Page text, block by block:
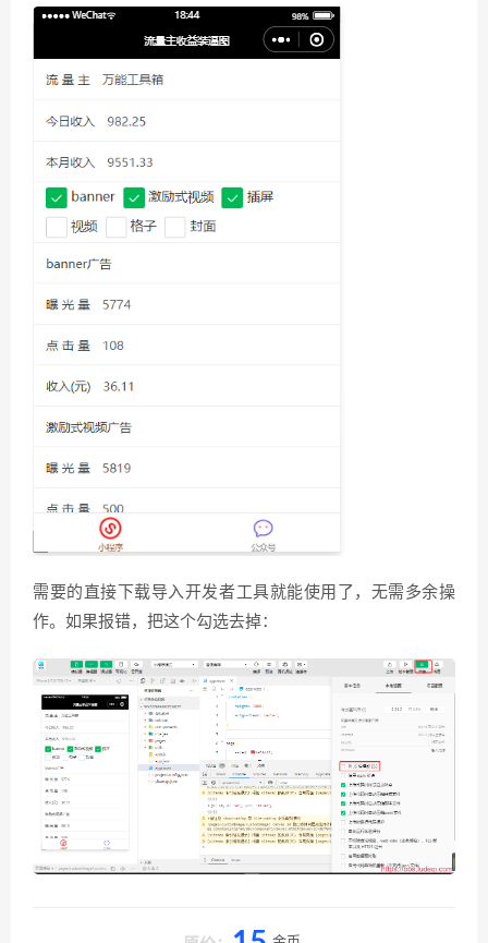
需要的直接下载导入开发者工具就能使用了，无需多余操
作。如果报错，把这个勾选去掉：